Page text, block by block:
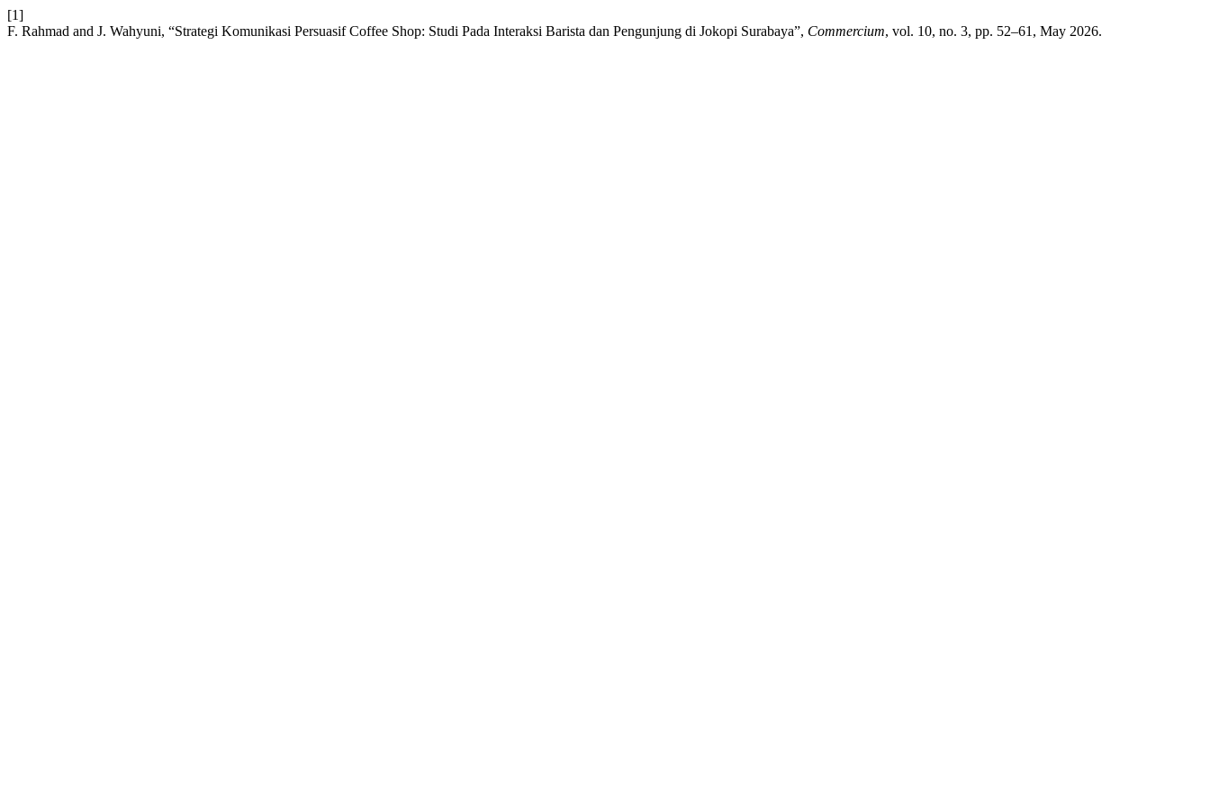
[1]
F. Rahmad and J. Wahyuni, “Strategi Komunikasi Persuasif Coffee Shop: Studi Pada Interaksi Barista dan Pengunjung di Jokopi Surabaya”, Commercium, vol. 10, no. 3, pp. 52–61, May 2026.